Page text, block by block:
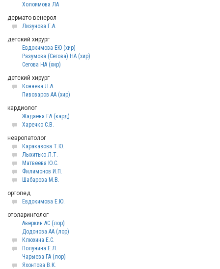
Холоимова ЛА
дермато-венерол
Лизунова Г.А.
детский хирург
Евдокимова ЕЮ (хир)
Разумова (Сегова) НА (хир)
Сегова НА (хир)
детский хирург
Коняева Л.А.
Пивоваров АА (хир)
кардиолог
Жадаева ЕА (кард)
Харечко С.В.
невропатолог
Караказова Т.Ю.
Лыхитько Л.Т.
Матвеева Ю.С.
Филимонов И.П.
Шабарова М.В.
ортопед
Евдокимова Е.Ю.
отоларинголог
Аверкин АС (лор)
Додонова АА (лор)
Клюхина Е.С.
Полунина Е.Л.
Чарыева ГА (лор)
Яхонтова В.К.